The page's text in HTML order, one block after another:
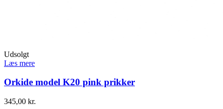
Udsolgt
Læs mere
Orkide model K20 pink prikker
345,00 kr.